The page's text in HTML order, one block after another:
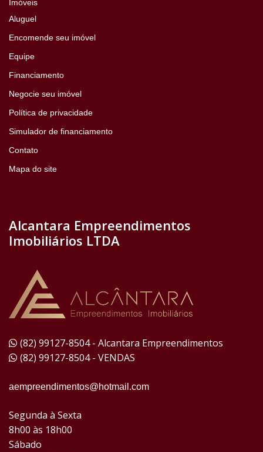
Imóveis
Aluguel
Encomende seu imóvel
Equipe
Financiamento
Negocie seu imóvel
Política de privacidade
Simulador de financiamento
Contato
Mapa do site
Alcantara Empreendimentos
Imobiliários LTDA
(82) 99127-8504 - Alcantara Empreendimentos
(82) 99127-8504 - VENDAS
aempreendimentos@hotmail.com
Segunda à Sexta
8h00 às 18h00
Sábado